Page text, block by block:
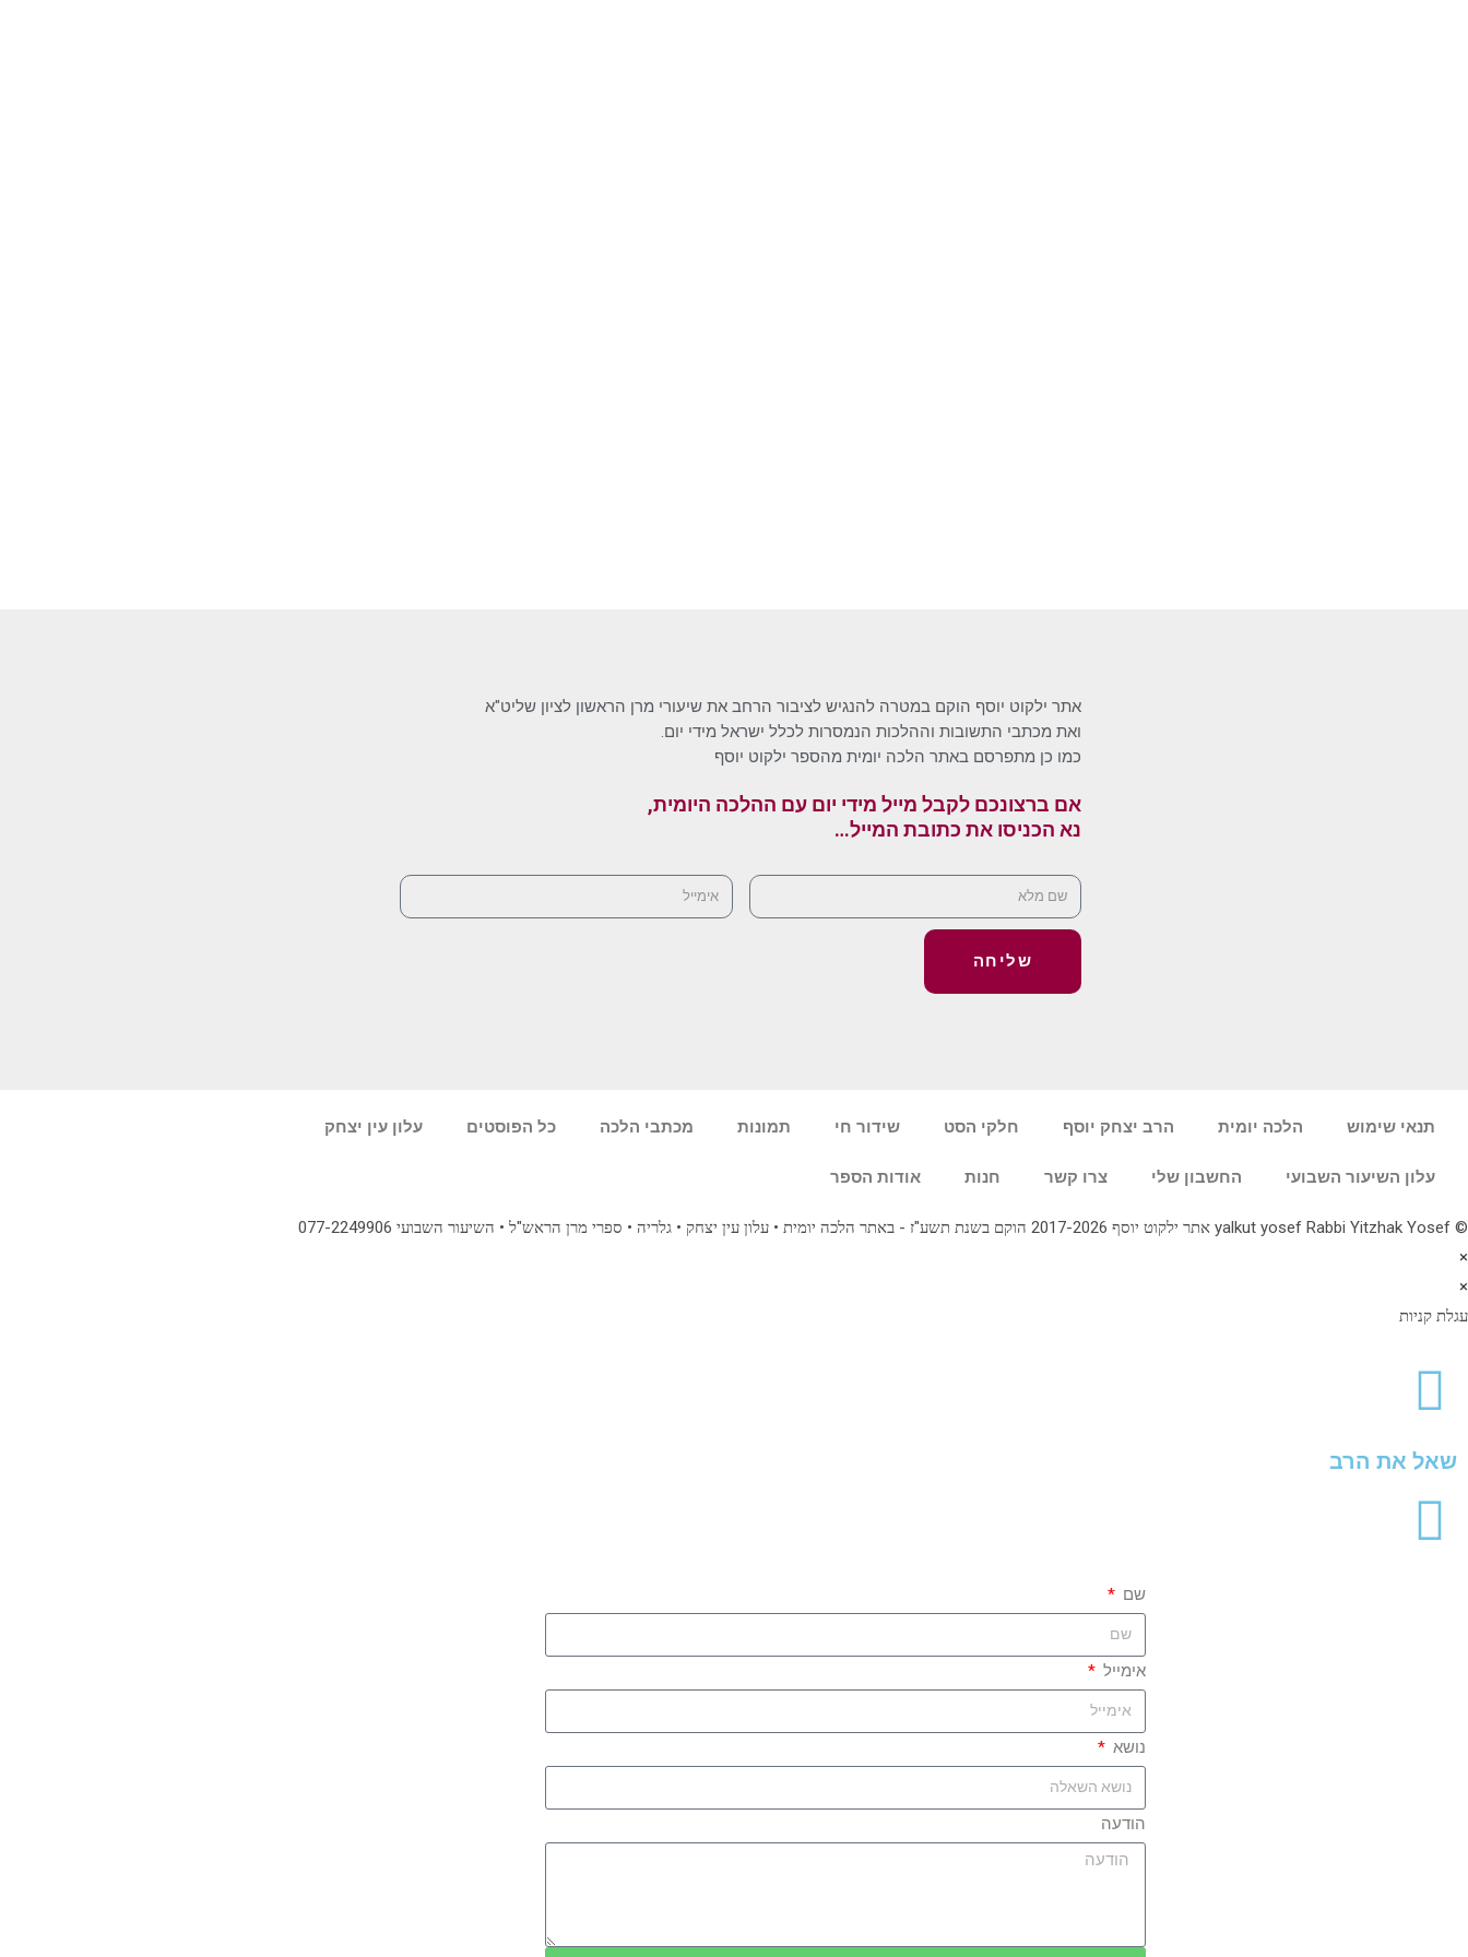
אתר ילקוט יוסף הוקם במטרה להנגיש לציבור הרחב את שיעורי מרן הראשון לציון שליט"א
ואת מכתבי התשובות וההלכות הנמסרות לכלל ישראל מידי יום.
כמו כן מתפרסם באתר הלכה יומית מהספר ילקוט יוסף
אם ברצונכם לקבל מייל מידי יום עם ההלכה היומית,
נא הכניסו את כתובת המייל…
שליחה
תנאי שימוש הלכה יומית הרב יצחק יוסף חלקי הסט שידור חי תמונות מכתבי הלכה כל הפוסטים עלון עין יצחק
עלון השיעור השבועי החשבון שלי צרו קשר חנות אודות הספר
© yalkut yosef Rabbi Yitzhak Yosef אתר ילקוט יוסף 2017-2026 הוקם בשנת תשע"ז - באתר הלכה יומית • עלון עין יצחק • גלריה • ספרי מרן הראש"ל • השיעור השבועי 077-2249906
×
×
עגלת קניות
שאל את הרב
שם
אימייל
נושא
הודעה